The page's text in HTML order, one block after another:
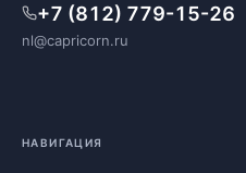
+7 (812) 779-15-26
nl@capricorn.ru
НАВИГАЦИЯ